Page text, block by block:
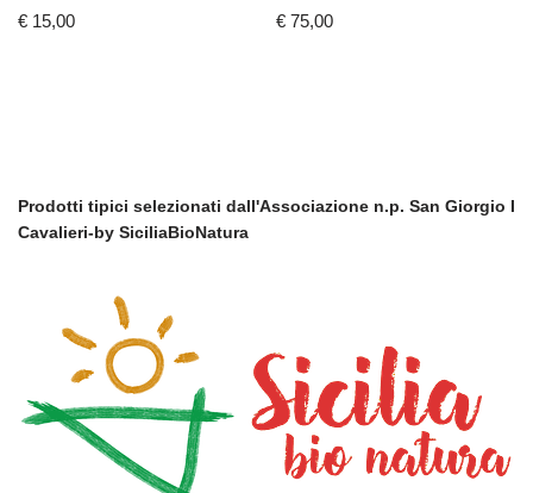
€ 15,00 € 75,00
Prodotti tipici selezionati dall'Associazione n.p. San Giorgio I
Cavalieri-by SiciliaBioNatura